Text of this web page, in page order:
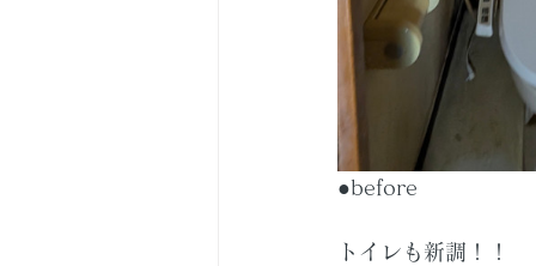
●before　　　　　
トイレも新調！！